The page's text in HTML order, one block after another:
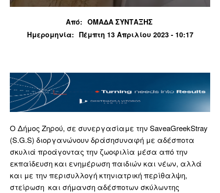
Από: ΟΜΑΔΑ ΣΥΝΤΑΞΗΣ
Ημερομηνία: Πέμπτη 13 Απριλίου 2023 - 10:17
Ο Δήμος Ζηρού, σε συνεργασίαμε την SaveaGreekStray
(S.G.S) διοργανώνουν δράσησυναφή με αδέσποτα
σκυλιά προάγοντας την ζωοφιλία μέσα από την
εκπαίδευση και ενημέρωση παιδιών και νέων, αλλά
και με την περισυλλογή κτηνιατρική περίθαλψη,
στείρωση και σήμανση αδέσποτων σκύλωντης